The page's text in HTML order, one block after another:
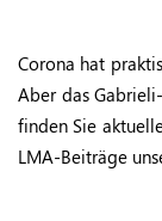
Corona hat
Aber das
finden Sie
LMA-Beiträge